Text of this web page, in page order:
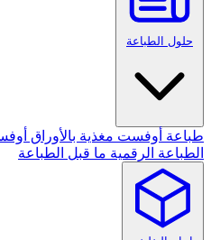
حلول الطباعة
طباعة أوفست مغذية بالأوراق
الطباعة الرقمية ما قبل الطباعة